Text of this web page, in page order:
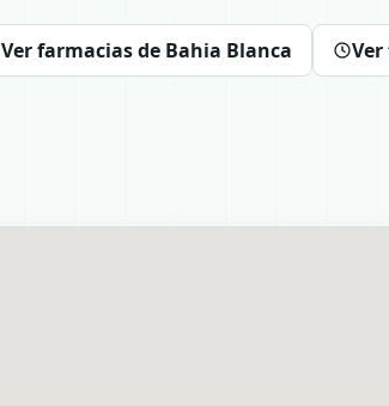
Ver farmacias de Bahia Blanca